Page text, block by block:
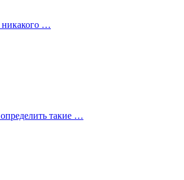
никакого …
такие …